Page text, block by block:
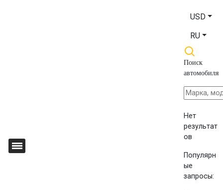
USD
RU
Поиск
автомобиля
Нет
результат
ов
Популярн
ые
запросы: